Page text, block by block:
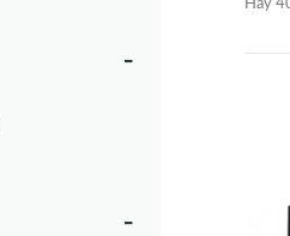
Hay